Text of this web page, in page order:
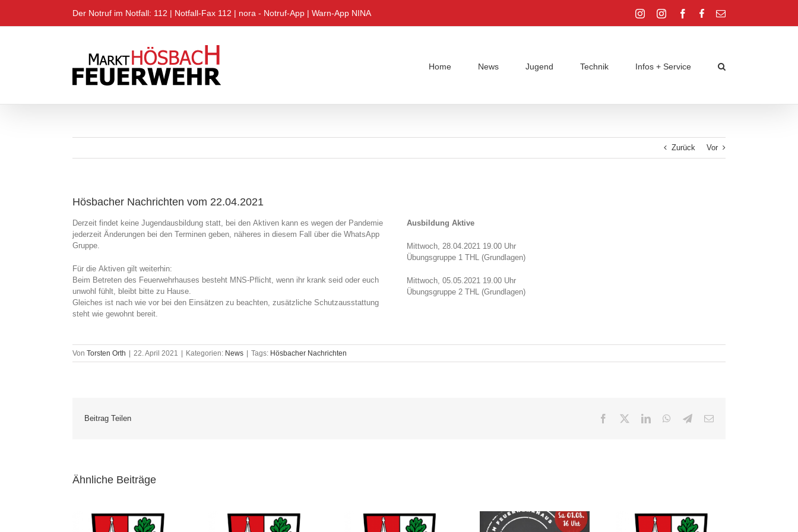
springen
Der Notruf im Notfall: 112 | Notfall-Fax 112 | nora - Notruf-App | Warn-App NINA Instagram
Instagram Facebook
Facebook
E-
Home News Jugend Technik Infos + Service
Zurück Vor
Hösbacher Nachrichten vom 22.04.2021
Derzeit findet keine Jugendausbildung statt, bei den Aktiven kann es wegen der Pandemie
jederzeit Änderungen bei den Terminen geben, näheres in diesem Fall über die WhatsApp
Gruppe.
Für die Aktiven gilt weiterhin:
Beim Betreten des Feuerwehrhauses besteht MNS-Pflicht, wenn ihr krank seid oder euch
unwohl fühlt, bleibt bitte zu Hause.
Gleiches ist nach wie vor bei den Einsätzen zu beachten, zusätzliche Schutzausstattung
steht wie gewohnt bereit.
Ausbildung Aktive
Mittwoch, 28.04.2021 19.00 Uhr
Übungsgruppe 1 THL (Grundlagen)
Mittwoch, 05.05.2021 19.00 Uhr
Übungsgruppe 2 THL (Grundlagen)
Von Torsten Orth | 22. April 2021 | Kategorien: News | Tags: Hösbacher Nachrichten
Beitrag Teilen Facebook LinkedInWhatsApp
Telegram
E-
Ähnliche Beiträge